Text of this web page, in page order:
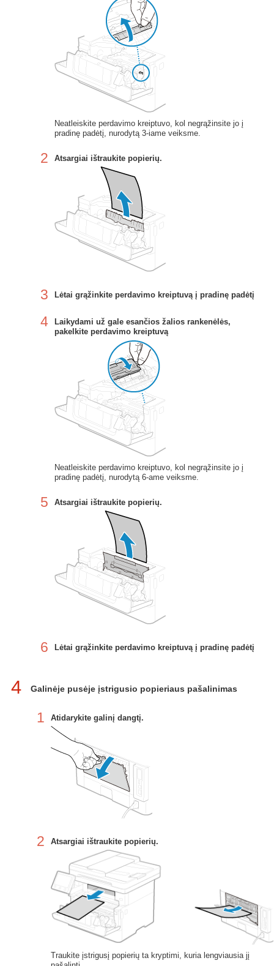
Neatleiskite perdavimo kreiptuvo, kol negrąžinsite jo į
pradinę padėtį, nurodytą 3-iame veiksme.
2 Atsargiai ištraukite popierių.
3 Lėtai grąžinkite perdavimo kreiptuvą į pradinę padėtį
4
Laikydami už gale esančios žalios rankenėlės,
pakelkite perdavimo kreiptuvą
Neatleiskite perdavimo kreiptuvo, kol negrąžinsite jo į
pradinę padėtį, nurodytą 6-ame veiksme.
5 Atsargiai ištraukite popierių.
6 Lėtai grąžinkite perdavimo kreiptuvą į pradinę padėtį
4 Galinėje pusėje įstrigusio popieriaus pašalinimas
1 Atidarykite galinį dangtį.
2 Atsargiai ištraukite popierių.
Traukite įstrigusį popierių ta kryptimi, kuria lengviausia jį